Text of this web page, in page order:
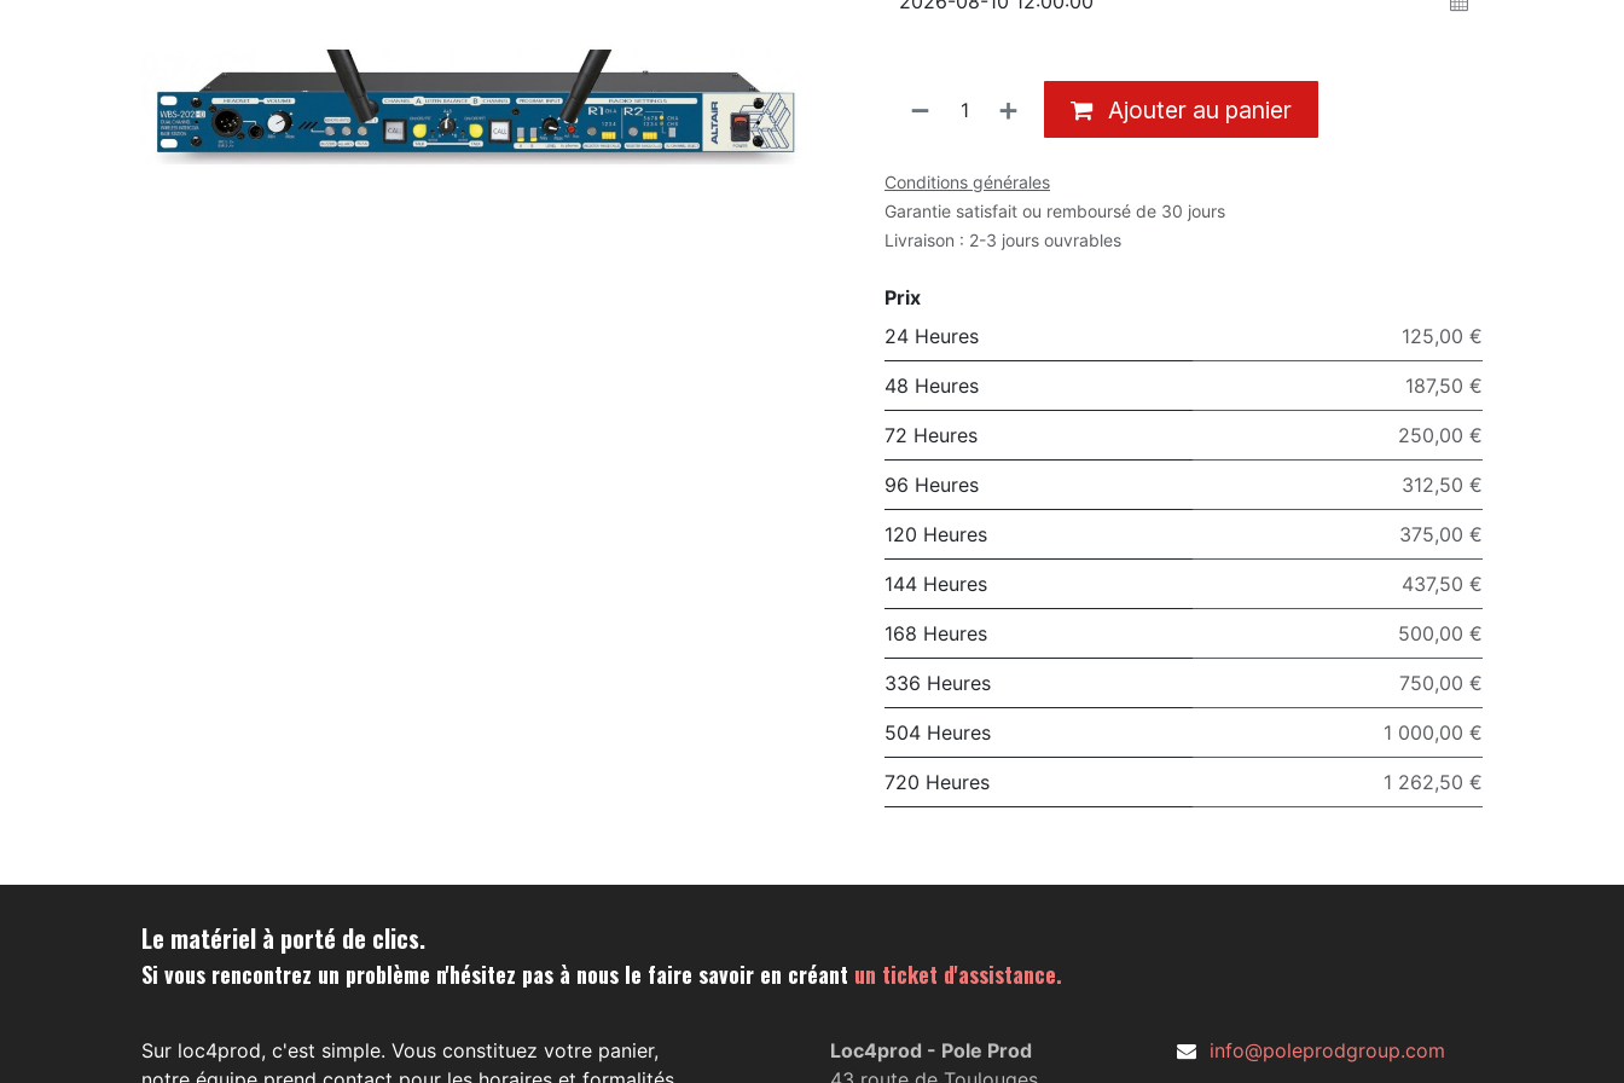
Ajouter au panier
Conditions générales
Garantie satisfait ou remboursé de 30 jours
Livraison : 2-3 jours ouvrables
Prix
24 Heures
125,00 €
48 Heures 187,50 €
72 Heures 250,00 €
96 Heures 312,50 €
120 Heures 375,00 €
144 Heures 437,50 €
168 Heures 500,00 €
336 Heures 750,00 €
504 Heures 1 000,00 €
720 Heures 1 262,50 €
Le matériel à porté de clics.
Si vous rencontrez un problème n'hésitez pas à nous le faire savoir en créant un ticket d'assistance.
Sur loc4prod, c'est simple. Vous constituez votre panier,
Loc4prod - Pole Prod
info@poleprodgroup.com